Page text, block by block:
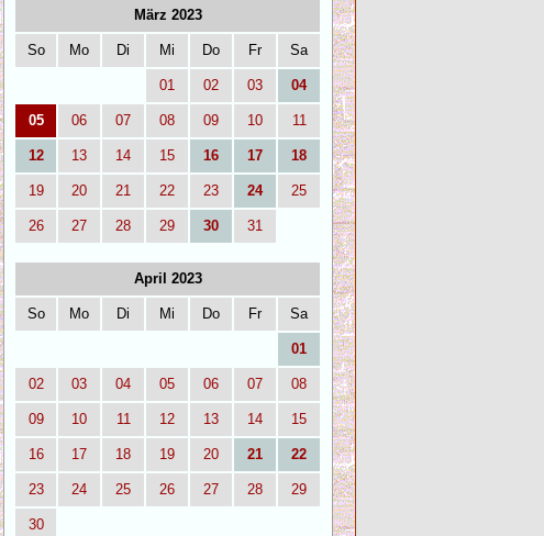
März 2023
So Mo Di Mi Do Fr Sa
01 02 03 04
05 06 07 08 09 10 11
12 13 14 15 16 17 18
19 20 21 22 23 24 25
26 27 28 29 30 31
April 2023
So Mo Di Mi Do Fr Sa
01
02 03 04 05 06 07 08
09 10 11 12 13 14 15
16 17 18 19 20 21 22
23 24 25 26 27 28 29
30